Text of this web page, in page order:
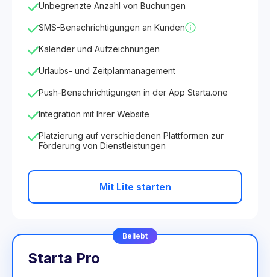
Unbegrenzte Anzahl von Buchungen
SMS-Benachrichtigungen an Kunden
Kalender und Aufzeichnungen
Urlaubs- und Zeitplanmanagement
Push-Benachrichtigungen in der App Starta.one
Integration mit Ihrer Website
Platzierung auf verschiedenen Plattformen zur
Förderung von Dienstleistungen
Mit Lite starten
Beliebt
Starta Pro